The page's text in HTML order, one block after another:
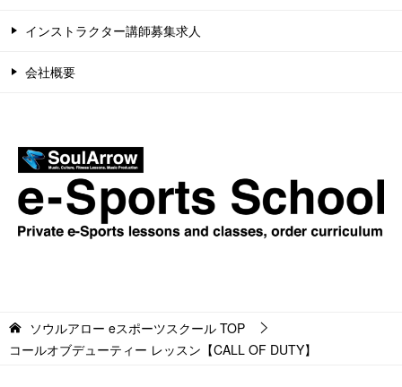
インストラクター講師募集求人
会社概要
ソウルアロー eスポーツスクール TOP
コールオブデューティー レッスン【CALL OF DUTY】